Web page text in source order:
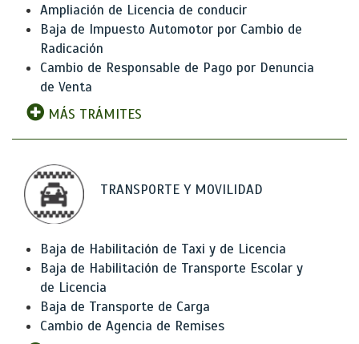
Ampliación de Licencia de conducir
Baja de Impuesto Automotor por Cambio de
Radicación
Cambio de Responsable de Pago por Denuncia
de Venta
MÁS TRÁMITES
TRANSPORTE Y MOVILIDAD
Baja de Habilitación de Taxi y de Licencia
Baja de Habilitación de Transporte Escolar y
de Licencia
Baja de Transporte de Carga
Cambio de Agencia de Remises